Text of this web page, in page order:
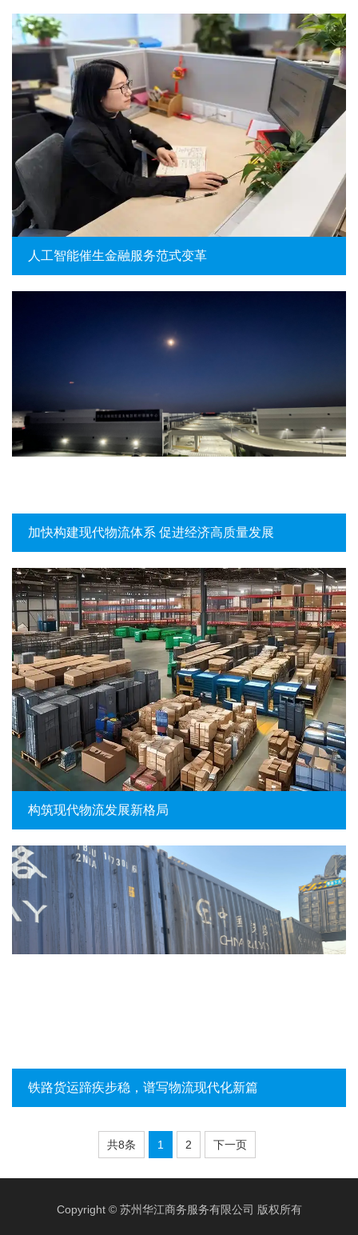
人工智能催生金融服务范式变革
加快构建现代物流体系 促进经济高质量发展
构筑现代物流发展新格局
铁路货运蹄疾步稳，谱写物流现代化新篇
共8条 1 2 下一页
Copyright © 苏州华江商务服务有限公司 版权所有